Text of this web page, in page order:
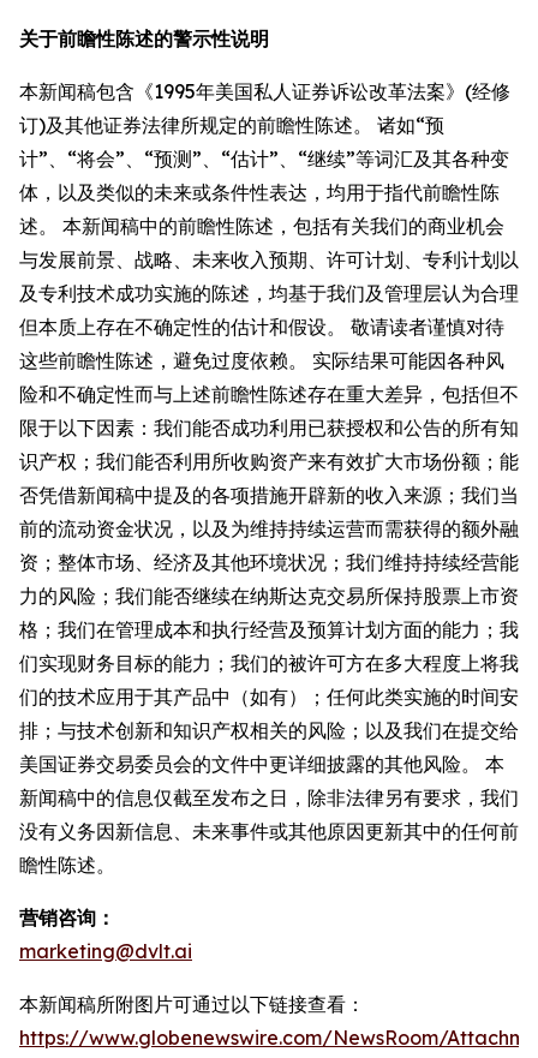
关于前瞻性陈述的警示性说明
本新闻稿包含《1995年美国私人证券诉讼改革法案》(经修
订)及其他证券法律所规定的前瞻性陈述。 诸如“预
计”、“将会”、“预测”、“估计”、“继续”等词汇及其各种变
体，以及类似的未来或条件性表达，均用于指代前瞻性陈
述。 本新闻稿中的前瞻性陈述，包括有关我们的商业机会
与发展前景、战略、未来收入预期、许可计划、专利计划以
及专利技术成功实施的陈述，均基于我们及管理层认为合理
但本质上存在不确定性的估计和假设。 敬请读者谨慎对待
这些前瞻性陈述，避免过度依赖。 实际结果可能因各种风
险和不确定性而与上述前瞻性陈述存在重大差异，包括但不
限于以下因素：我们能否成功利用已获授权和公告的所有知
识产权；我们能否利用所收购资产来有效扩大市场份额；能
否凭借新闻稿中提及的各项措施开辟新的收入来源；我们当
前的流动资金状况，以及为维持持续运营而需获得的额外融
资；整体市场、经济及其他环境状况；我们维持持续经营能
力的风险；我们能否继续在纳斯达克交易所保持股票上市资
格；我们在管理成本和执行经营及预算计划方面的能力；我
们实现财务目标的能力；我们的被许可方在多大程度上将我
们的技术应用于其产品中（如有）；任何此类实施的时间安
排；与技术创新和知识产权相关的风险；以及我们在提交给
美国证券交易委员会的文件中更详细披露的其他风险。 本
新闻稿中的信息仅截至发布之日，除非法律另有要求，我们
没有义务因新信息、未来事件或其他原因更新其中的任何前
瞻性陈述。
营销咨询：
marketing@dvlt.ai
本新闻稿所附图片可通过以下链接查看：
https://www.globenewswire.com/NewsRoom/